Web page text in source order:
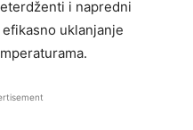
i napredni
uklanjanje